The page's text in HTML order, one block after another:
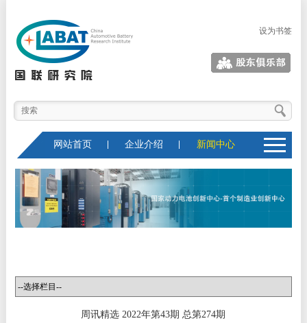
设为书签
股东俱乐部
网站首页 企业介绍 新闻中心
周讯精选 2022年第43期 总第274期